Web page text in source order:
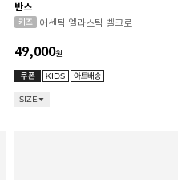
반스
어센틱 엘라스틱 벨크로
49,000원
SIZE